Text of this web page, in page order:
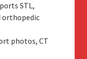
STL,
orthopedic
photos, CT